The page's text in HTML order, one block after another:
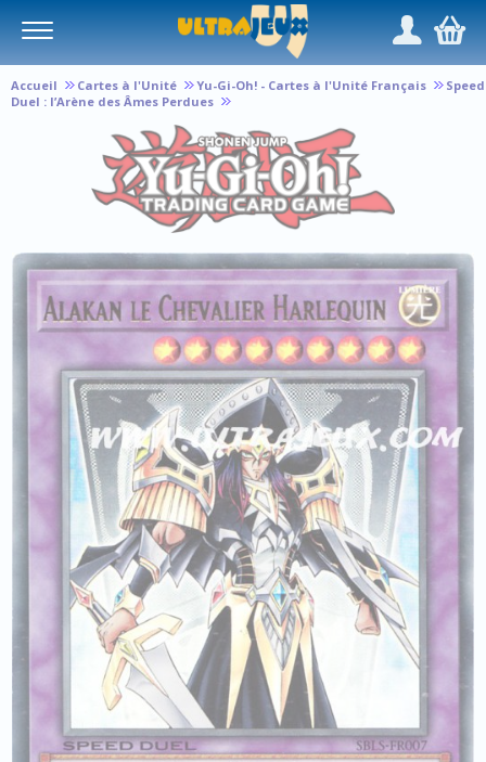
/,
Accueil Cartes à l'Unité Yu-Gi-Oh! - Cartes à l'Unité Français
Speed
Duel : l’Arène des Âmes Perdues